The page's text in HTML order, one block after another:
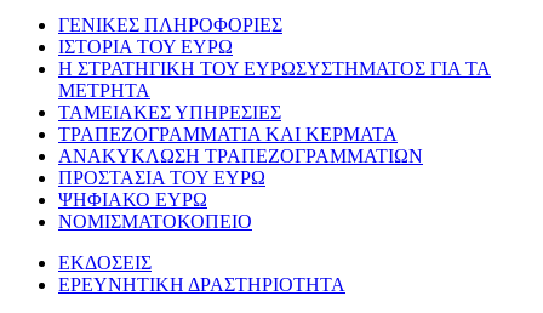
ΓΕΝΙΚΕΣ ΠΛΗΡΟΦΟΡΙΕΣ
ΙΣΤΟΡΙΑ ΤΟΥ ΕΥΡΩ
Η ΣΤΡΑΤΗΓΙΚΗ ΤΟΥ ΕΥΡΩΣΥΣΤΗΜΑΤΟΣ ΓΙΑ ΤΑ
ΜΕΤΡΗΤΑ
ΤΑΜΕΙΑΚΕΣ ΥΠΗΡΕΣΙΕΣ
ΤΡΑΠΕΖΟΓΡΑΜΜΑΤΙΑ ΚΑΙ ΚΕΡΜΑΤΑ
ΑΝΑΚΥΚΛΩΣΗ ΤΡΑΠΕΖΟΓΡΑΜΜΑΤΙΩΝ
ΠΡΟΣΤΑΣΙΑ ΤΟΥ ΕΥΡΩ
ΨΗΦΙΑΚΟ ΕΥΡΩ
ΝΟΜΙΣΜΑΤΟΚΟΠΕΙΟ
ΕΚΔΟΣΕΙΣ
ΕΡΕΥΝΗΤΙΚΗ ΔΡΑΣΤΗΡΙΟΤΗΤΑ